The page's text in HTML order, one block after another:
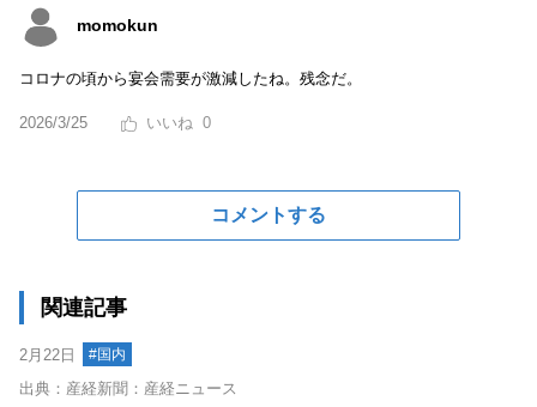
momokun
コロナの頃から宴会需要が激減したね。残念だ。
2026/3/25 0
コメントする
関連記事
2月22日 #国内
出典：産経新聞：産経ニュース